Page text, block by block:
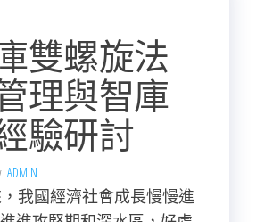
雙螺旋法
理與智庫
驗研討
ADMIN
，我國經濟社會成長慢慢進